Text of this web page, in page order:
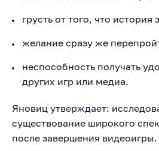
грусть от того, что история
желание сразу же
неспособность получать
других игр или медиа.
Яновиц утверждает:
существование широкого
после завершения